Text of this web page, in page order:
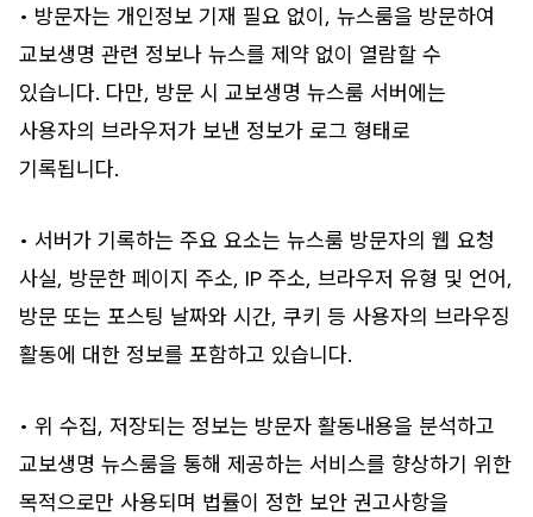
• 방문자는 개인정보 기재 필요 없이, 뉴스룸을 방문하여
교보생명 관련 정보나 뉴스를 제약 없이 열람할 수
있습니다. 다만, 방문 시 교보생명 뉴스룸 서버에는
사용자의 브라우저가 보낸 정보가 로그 형태로
기록됩니다.
• 서버가 기록하는 주요 요소는 뉴스룸 방문자의 웹 요청
사실, 방문한 페이지 주소, IP 주소, 브라우저 유형 및 언어,
방문 또는 포스팅 날짜와 시간, 쿠키 등 사용자의 브라우징
활동에 대한 정보를 포함하고 있습니다.
• 위 수집, 저장되는 정보는 방문자 활동내용을 분석하고
교보생명 뉴스룸을 통해 제공하는 서비스를 향상하기 위한
목적으로만 사용되며 법률이 정한 보안 권고사항을